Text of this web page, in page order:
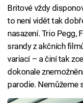
Britové vždy
to není vidět tak
nasazení. Trio Pegg,
srandy z akčních
variací – a činí tak
dokonale
parodie. Nemůžeme